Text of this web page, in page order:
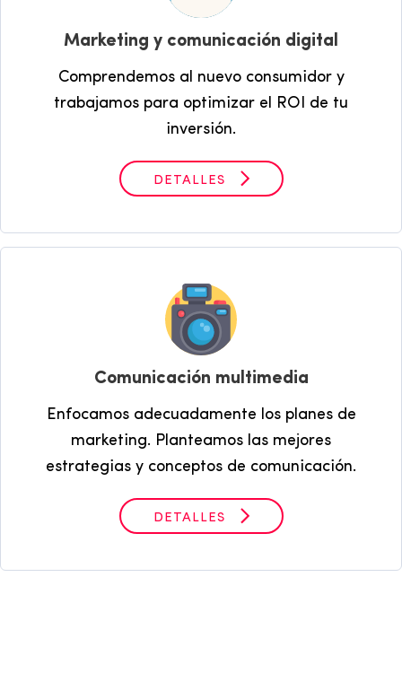
Marketing y comunicación digital
Comprendemos al nuevo consumidor y
trabajamos para optimizar el ROI de tu
inversión.
DETALLES
Comunicación multimedia
Enfocamos adecuadamente los planes de
marketing. Planteamos las mejores
estrategias y conceptos de comunicación.
DETALLES